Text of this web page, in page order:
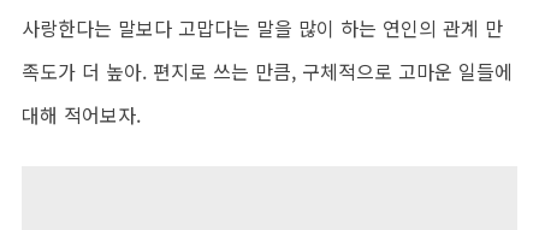
사랑한다는 말보다 고맙다는 말을 많이 하는 연인의 관계 만
족도가 더 높아. 편지로 쓰는 만큼, 구체적으로 고마운 일들에
대해 적어보자.